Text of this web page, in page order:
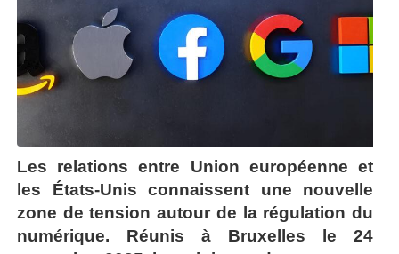
Les relations entre Union européenne et
les États-Unis connaissent une nouvelle
zone de tension autour de la régulation du
numérique. Réunis à Bruxelles le 24